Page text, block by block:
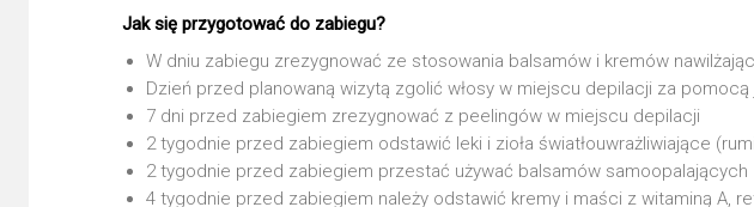
Jak się przygotować do zabiegu?
W dniu zabiegu zrezygnować ze stosowania balsamów i kremów
Dzień przed planowaną wizytą zgolić włosy w miejscu depilacji za
7 dni przed zabiegiem zrezygnować z peelingów w miejscu depilacji
2 tygodnie przed zabiegiem odstawić leki i zioła światłouwrażliwiające
2 tygodnie przed zabiegiem przestać używać balsamów samoopalających
4 tygodnie przed zabiegiem należy odstawić kremy i maści z witaminą A,